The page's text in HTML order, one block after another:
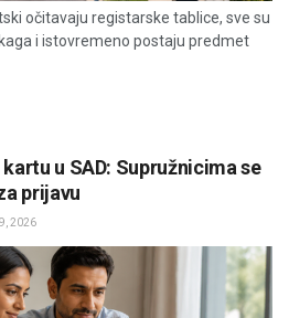
očitavaju registarske tablice, sve su
i istovremeno postaju predmet
u SAD: Supružnicima se
prijavu
2026